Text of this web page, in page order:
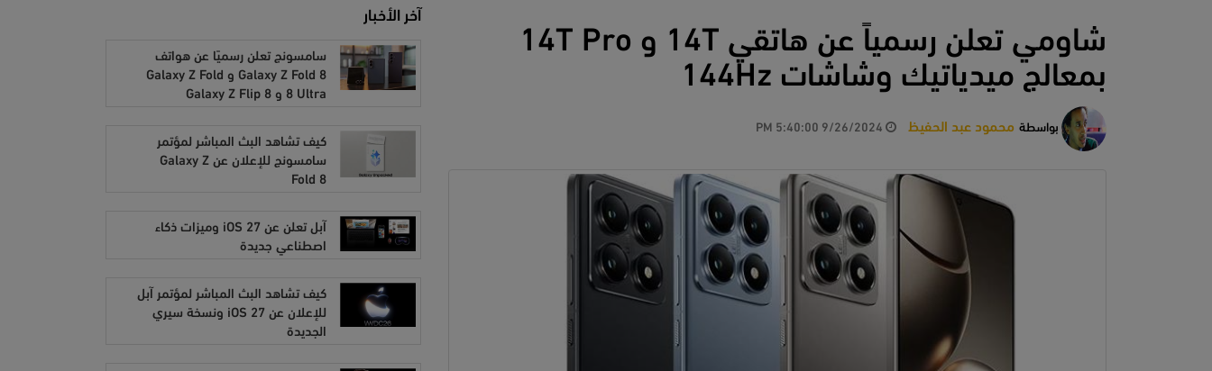
شاومي تعلن رسمياً عن هاتقي 14T و 14T Pro
بمعالج ميدياتيك وشاشات 144Hz
بواسطة محمود عبد الحفيظ
آخر الأخبار
سامسونج تعلن رسميًا عن هواتف
Galaxy Z Fold 8 و Galaxy Z Fold
8 Ultra و Galaxy Z Flip 8
كيف تشاهد البث المباشر لمؤتمر
سامسونج للإعلان عن Galaxy Z
Fold 8
آبل تعلن عن iOS 27 وميزات ذكاء
اصطناعي جديدة
كيف تشاهد البث المباشر لمؤتمر آبل
للإعلان عن iOS 27 ونسخة سيري
الجديدة